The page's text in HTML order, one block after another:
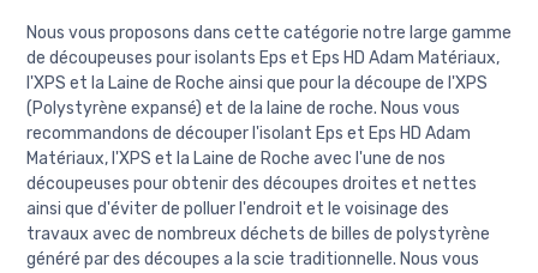
Nous vous proposons dans cette catégorie notre large gamme
de découpeuses pour isolants Eps et Eps HD Adam Matériaux,
l'XPS et la Laine de Roche ainsi que pour la découpe de l'XPS
(Polystyrène expansé) et de la laine de roche. Nous vous
recommandons de découper l'isolant Eps et Eps HD Adam
Matériaux, l'XPS et la Laine de Roche avec l'une de nos
découpeuses pour obtenir des découpes droites et nettes
ainsi que d'éviter de polluer l'endroit et le voisinage des
travaux avec de nombreux déchets de billes de polystyrène
généré par des découpes a la scie traditionnelle. Nous vous